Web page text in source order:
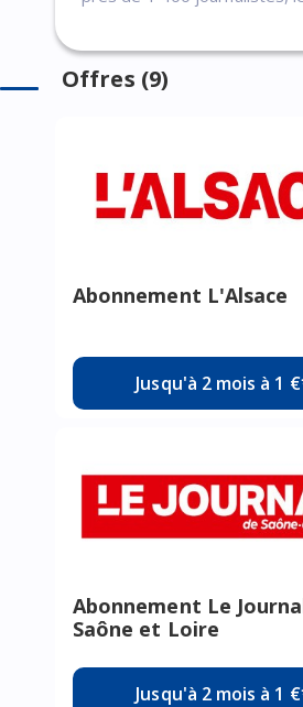
Offres (9)
Abonnement L'Alsace
Jusqu'à 2 mois à 1
Abonnement Le
Saône et Loire
Jusqu'à 2 mois à 1